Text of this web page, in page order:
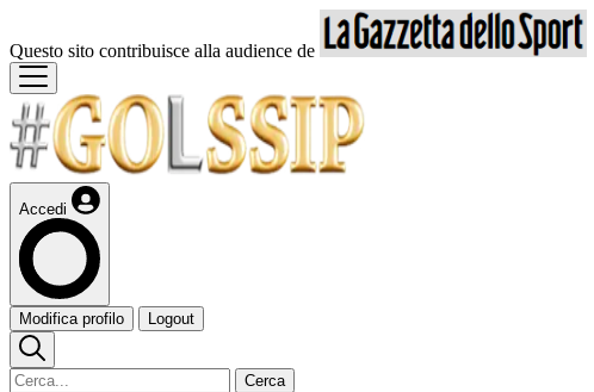
Questo sito contribuisce alla audience de
Accedi
Modifica profilo Logout
Cerca